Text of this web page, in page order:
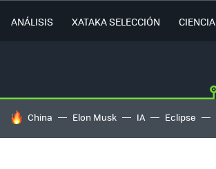
ANÁLISIS XATAKA SELECCIÓN CIENCIA
HOY SE HABLA DE
China Elon Musk IA Eclipse